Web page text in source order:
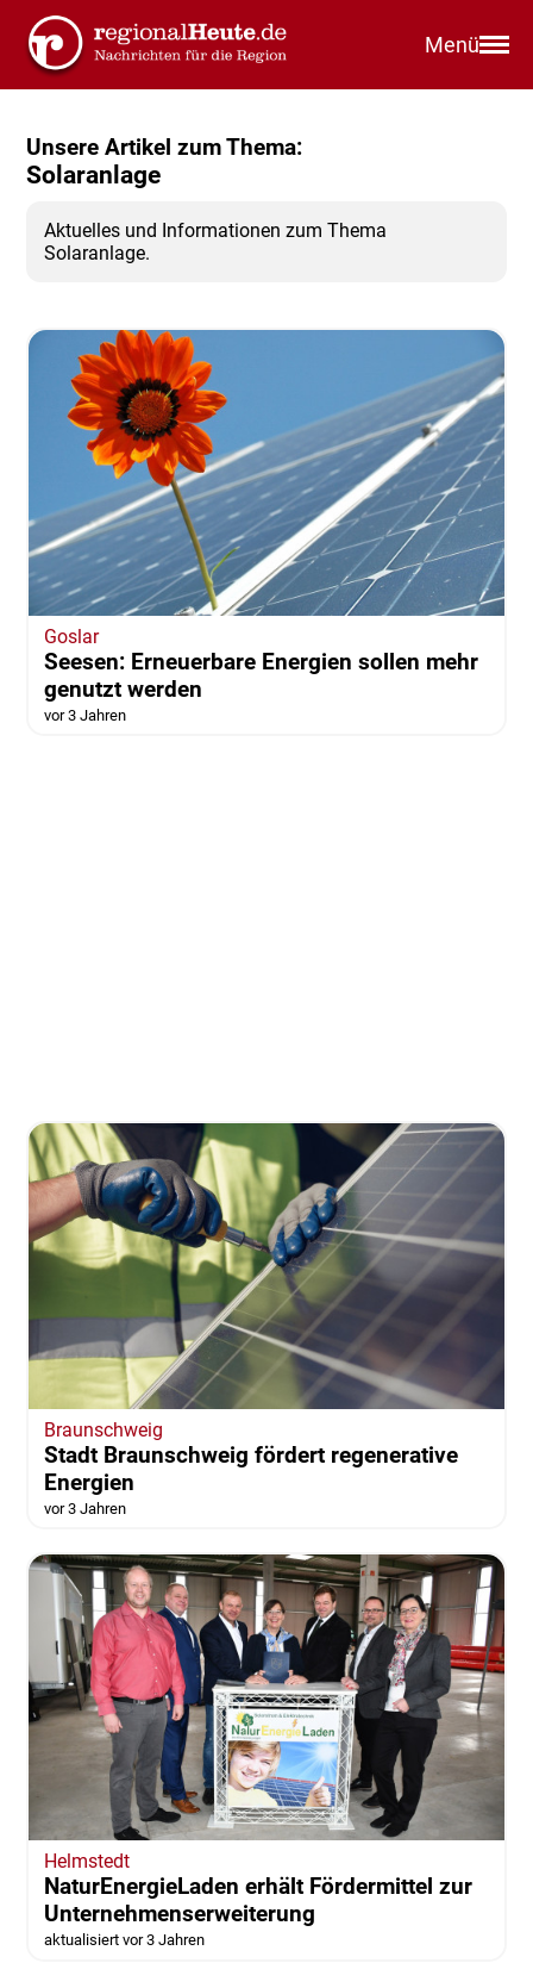
Menü
Unsere Artikel zum Thema:
Solaranlage
Aktuelles und Informationen zum Thema
Solaranlage.
Goslar
Seesen: Erneuerbare Energien sollen mehr
genutzt werden
vor 3 Jahren
Braunschweig
Stadt Braunschweig fördert regenerative
Energien
vor 3 Jahren
Helmstedt
NaturEnergieLaden erhält Fördermittel zur
Unternehmenserweiterung
aktualisiert vor 3 Jahren